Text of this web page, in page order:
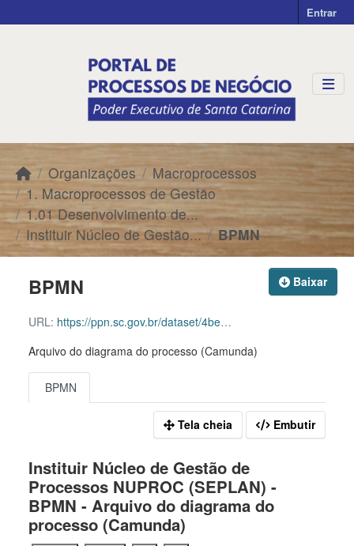
Entrar
Organizações
Macroprocessos
1. Macroprocessos de Gestão
1.01 Desenvolvimento de...
Instituir Núcleo de Gestão...
BPMN
Baixar
BPMN
URL: https://ppn.sc.gov.br/dataset/4be2512f-f4cf-4493-b666-197386abd8b5/resource/1a284a0b-fafb-4670-8cb2-990c255a97e9/download/instituir-n-cleo-de-gest-o-de-processos-1.bpmn
Arquivo do diagrama do processo (Camunda)
BPMN
Tela cheia Embutir
Instituir Núcleo de Gestão de
Processos NUPROC (SEPLAN) -
BPMN - Arquivo do diagrama do
processo (Camunda)